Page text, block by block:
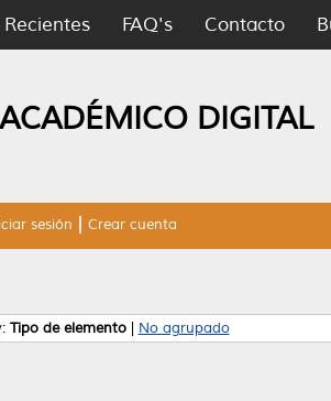
FAQ's Contacto
DIGITAL
sesión Crear cuenta
Tipo de elemento| No agrupado